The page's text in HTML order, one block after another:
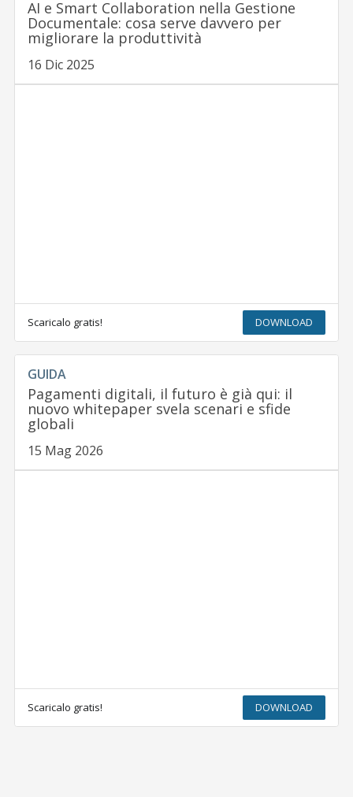
AI e Smart Collaboration nella Gestione
Documentale: cosa serve davvero per
migliorare la produttività
16 Dic 2025
Scaricalo gratis! DOWNLOAD
GUIDA
Pagamenti digitali, il futuro è già qui: il
nuovo whitepaper svela scenari e sfide
globali
15 Mag 2026
Scaricalo gratis! DOWNLOAD